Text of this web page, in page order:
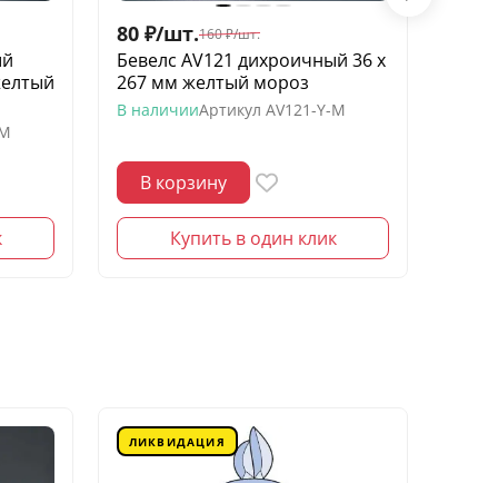
80 ₽/шт.160 ₽/шт.
Бевелс AV121 дихроичный 36 х
267 мм желтый мороз
В наличииАртикул AV121-Y-M
В корзину
Купить в один клик
ЛИКВИДАЦИЯ